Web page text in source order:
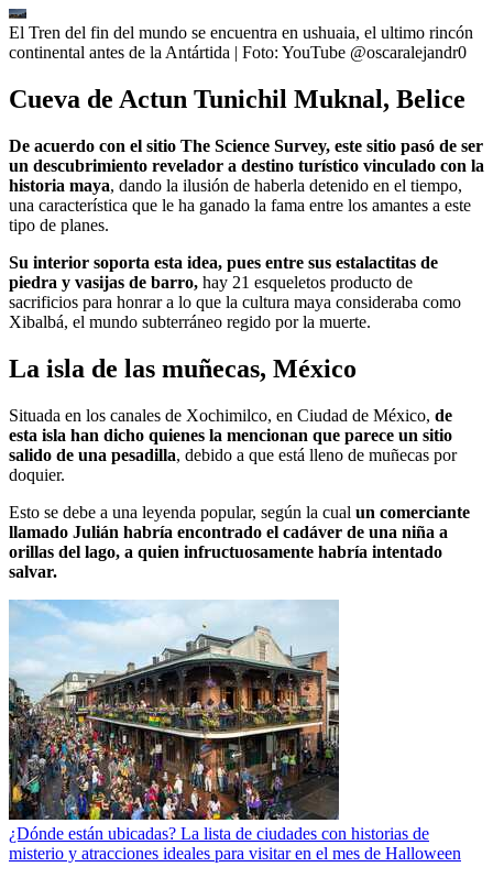
El Tren del fin del mundo se encuentra en ushuaia, el ultimo rincón
continental antes de la Antártida | Foto: YouTube @oscaralejandr0
Cueva de Actun Tunichil Muknal, Belice
De acuerdo con el sitio The Science Survey, este sitio pasó de ser
un descubrimiento revelador a destino turístico vinculado con la
historia maya, dando la ilusión de haberla detenido en el tiempo,
una característica que le ha ganado la fama entre los amantes a este
tipo de planes.
Su interior soporta esta idea, pues entre sus estalactitas de
piedra y vasijas de barro, hay 21 esqueletos producto de
sacrificios para honrar a lo que la cultura maya consideraba como
Xibalbá, el mundo subterráneo regido por la muerte.
La isla de las muñecas, México
Situada en los canales de Xochimilco, en Ciudad de México, de
esta isla han dicho quienes la mencionan que parece un sitio
salido de una pesadilla, debido a que está lleno de muñecas por
doquier.
Esto se debe a una leyenda popular, según la cual un comerciante
llamado Julián habría encontrado el cadáver de una niña a
orillas del lago, a quien infructuosamente habría intentado
salvar.
¿Dónde están ubicadas? La lista de ciudades con historias de
misterio y atracciones ideales para visitar en el mes de Halloween